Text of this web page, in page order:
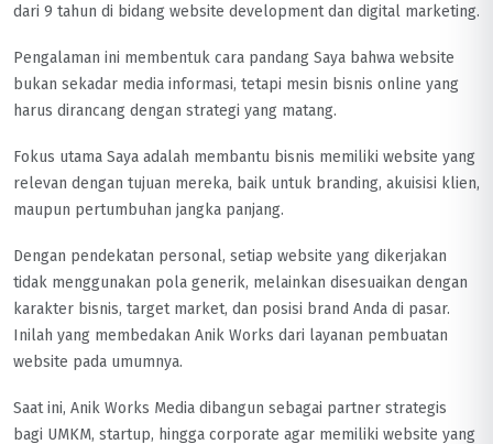
dari 9 tahun di bidang website development dan digital marketing.
Pengalaman ini membentuk cara pandang Saya bahwa website
bukan sekadar media informasi, tetapi mesin bisnis online yang
harus dirancang dengan strategi yang matang.
Fokus utama Saya adalah membantu bisnis memiliki website yang
relevan dengan tujuan mereka, baik untuk branding, akuisisi klien,
maupun pertumbuhan jangka panjang.
Dengan pendekatan personal, setiap website yang dikerjakan
tidak menggunakan pola generik, melainkan disesuaikan dengan
karakter bisnis, target market, dan posisi brand Anda di pasar.
Inilah yang membedakan Anik Works dari layanan pembuatan
website pada umumnya.
Saat ini, Anik Works Media dibangun sebagai partner strategis
bagi UMKM, startup, hingga corporate agar memiliki website yang